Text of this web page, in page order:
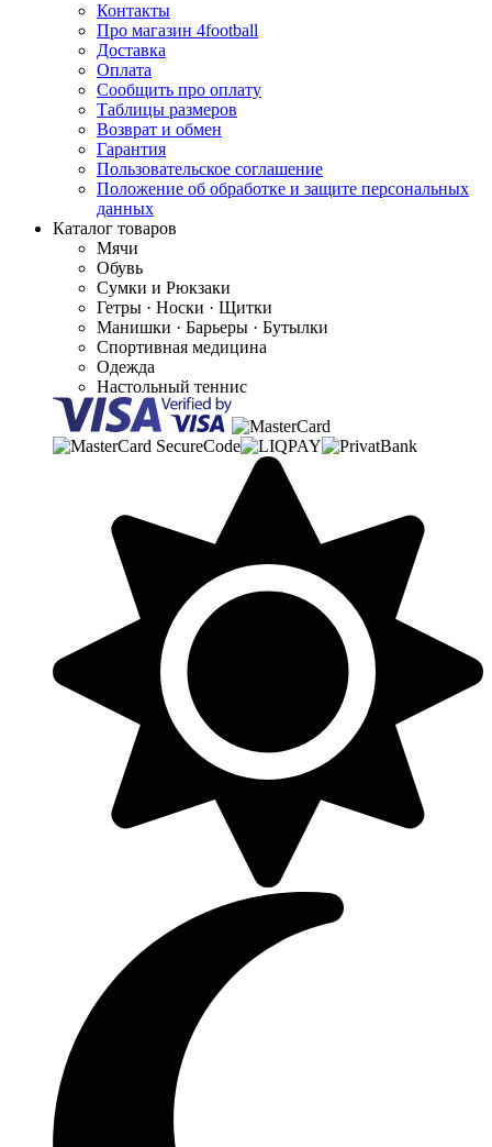
Контакты
Про магазин 4football
Доставка
Оплата
Сообщить про оплату
Таблицы размеров
Возврат и обмен
Гарантия
Пользовательское соглашение
Положение об обработке и защите персональных
данных
Каталог товаров
Мячи
Обувь
Сумки и Рюкзаки
Гетры · Носки · Щитки
Манишки · Барьеры · Бутылки
Спортивная медицина
Одежда
Настольный теннис